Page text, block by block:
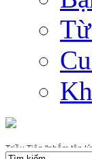
Triều Tiên "nhắm tên